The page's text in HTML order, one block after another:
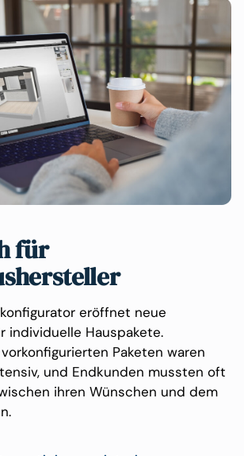
für
eröffnet neue
individuelle Hauspakete.
Paketen waren
und Endkunden mussten oft
ihren Wünschen und dem